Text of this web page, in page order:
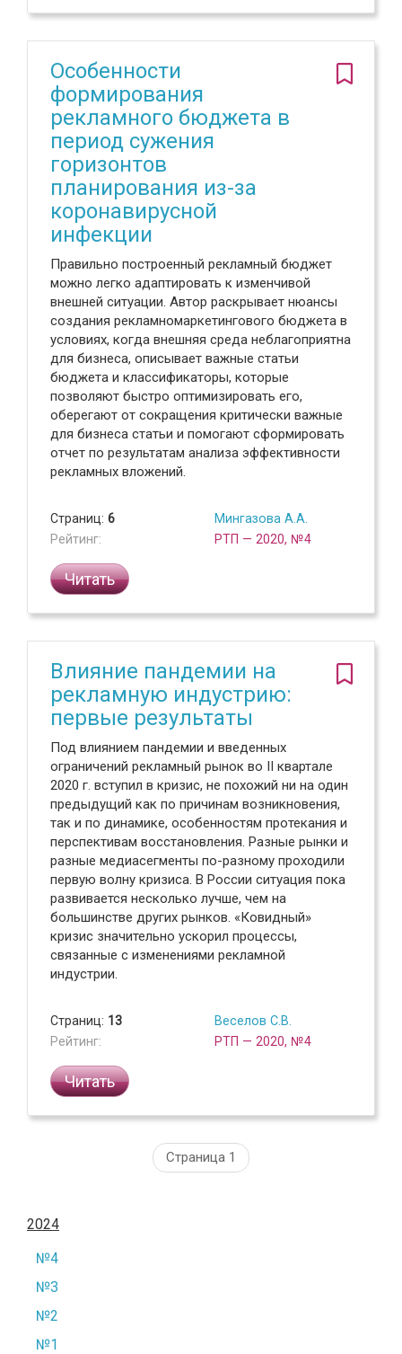
Особенности
формирования
рекламного бюджета в
период сужения
горизонтов
планирования из-за
коронавирусной
инфекции
Правильно построенный рекламный бюджет
можно легко адаптировать к изменчивой
внешней ситуации. Автор раскрывает нюансы
создания рекламномаркетингового бюджета в
условиях, когда внешняя среда неблагоприятна
для бизнеса, описывает важные статьи
бюджета и классификаторы, которые
позволяют быстро оптимизировать его,
оберегают от сокращения критически важные
для бизнеса статьи и помогают сформировать
отчет по результатам анализа эффективности
рекламных вложений.
Страниц: 6
Рейтинг:
Мингазова А.А.
РТП — 2020, №4
Читать
Влияние пандемии на
рекламную индустрию:
первые результаты
Под влиянием пандемии и введенных
ограничений рекламный рынок во II квартале
2020 г. вступил в кризис, не похожий ни на один
предыдущий как по причинам возникновения,
так и по динамике, особенностям протекания и
перспективам восстановления. Разные рынки и
разные медиасегменты по-разному проходили
первую волну кризиса. В России ситуация пока
развивается несколько лучше, чем на
большинстве других рынков. «Ковидный»
кризис значительно ускорил процессы,
связанные с изменениями рекламной
индустрии.
Страниц: 13
Рейтинг:
Веселов С.В.
РТП — 2020, №4
Читать
Страница 1
2024
№4
№3
№2
№1